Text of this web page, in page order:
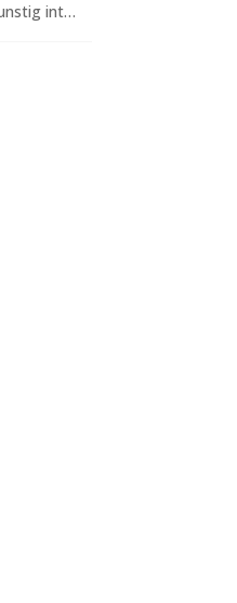
Funderinger over sparebanker i æraen med kunstig intelligens